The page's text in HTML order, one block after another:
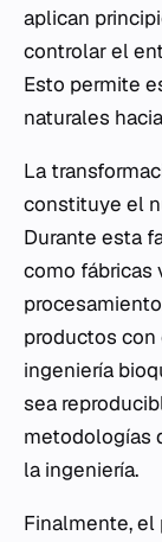
aplican
controlar el
Esto permite
naturales
La
constituye el
Durante esta
como fábricas
productos con
ingeniería
sea
metodologías
la ingeniería.
Finalmente,